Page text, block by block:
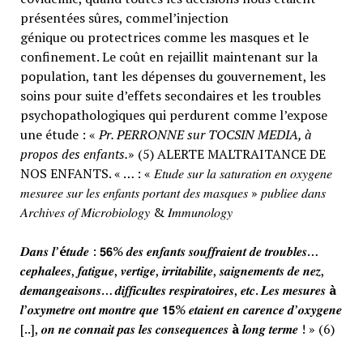
présentées sûres, commel’injection
génique ou protectrices comme les masques et le
confinement. Le coût en rejaillit maintenant sur la
population, tant les dépenses du gouvernement, les
soins pour suite d’effets secondaires et les troubles
psychopathologiques qui perdurent comme l’expose
une étude : «Pr. PERRONNE sur TOCSIN MEDIA, à
propos des enfants.» (5) ALERTE MALTRAITANCE DE
NOS ENFANTS. « … : « 𝐸𝑡𝑢𝑑𝑒 𝑠𝑢𝑟 𝑙𝑎 𝑠𝑎𝑡𝑢𝑟𝑎𝑡𝑖𝑜𝑛 𝑒𝑛 𝑜𝑥𝑦𝑔𝑒𝑛𝑒
𝑚𝑒𝑠𝑢𝑟𝑒𝑒 𝑠𝑢𝑟 𝑙𝑒𝑠 𝑒𝑛𝑓𝑎𝑛𝑡𝑠 𝑝𝑜𝑟𝑡𝑎𝑛𝑡 𝑑𝑒𝑠 𝑚𝑎𝑠𝑞𝑢𝑒𝑠 » 𝑝𝑢𝑏𝑙𝑖𝑒𝑒 𝑑𝑎𝑛𝑠
𝐴𝑟𝑐ℎ𝑖𝑣𝑒𝑠 𝑜𝑓 𝑀𝑖𝑐𝑟𝑜𝑏𝑖𝑜𝑙𝑜𝑔𝑦 & 𝐼𝑚𝑚𝑢𝑛𝑜𝑙𝑜𝑔𝑦
𝑫𝒂𝒏𝒔 𝒍’é𝒕𝒖𝒅𝒆 : 𝟱𝟲% 𝒅𝒆𝒔 𝒆𝒏𝒇𝒂𝒏𝒕𝒔 𝒔𝒐𝒖𝒇𝒇𝒓𝒂𝒊𝒆𝒏𝒕 𝒅𝒆 𝒕𝒓𝒐𝒖𝒃𝒍𝒆𝒔…
𝒄𝒆𝒑𝒉𝒂𝒍𝒆𝒆𝒔, 𝒇𝒂𝒕𝒊𝒈𝒖𝒆, 𝒗𝒆𝒓𝒕𝒊𝒈𝒆, 𝒊𝒓𝒓𝒊𝒕𝒂𝒃𝒊𝒍𝒊𝒕𝒆, 𝒔𝒂𝒊𝒈𝒏𝒆𝒎𝒆𝒏𝒕𝒔 𝒅𝒆 𝒏𝒆𝒛,
𝒅𝒆𝒎𝒂𝒏𝒈𝒆𝒂𝒊𝒔𝒐𝒏𝒔… 𝒅𝒊𝒇𝒇𝒊𝒄𝒖𝒍𝒕𝒆𝒔 𝒓𝒆𝒔𝒑𝒊𝒓𝒂𝒕𝒐𝒊𝒓𝒆𝒔, 𝒆𝒕𝒄. 𝑳𝒆𝒔 𝒎𝒆𝒔𝒖𝒓𝒆𝒔 à
𝒍’𝒐𝒙𝒚𝒎𝒆𝒕𝒓𝒆 𝒐𝒏𝒕 𝒎𝒐𝒏𝒕𝒓𝒆 𝒒𝒖𝒆 𝟭𝟱% 𝒆𝒕𝒂𝒊𝒆𝒏𝒕 𝒆𝒏 𝒄𝒂𝒓𝒆𝒏𝒄𝒆 𝒅’𝒐𝒙𝒚𝒈𝒆𝒏𝒆
[..], 𝒐𝒏 𝒏𝒆 𝒄𝒐𝒏𝒏𝒂𝒊𝒕 𝒑𝒂𝒔 𝒍𝒆𝒔 𝒄𝒐𝒏𝒔𝒆𝒒𝒖𝒆𝒏𝒄𝒆𝒔 à𝒍𝒐𝒏𝒈 𝒕𝒆𝒓𝒎𝒆 ! » (6)